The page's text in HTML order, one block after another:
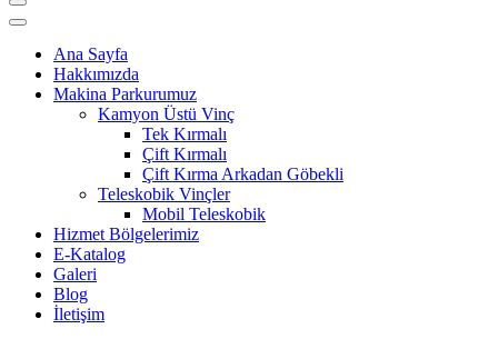
Ana Sayfa
Hakkımızda
Makina Parkurumuz
Kamyon Üstü Vinç
Tek Kırmalı
Çift Kırmalı
Çift Kırma Arkadan Göbekli
Teleskobik Vinçler
Mobil Teleskobik
Hizmet Bölgelerimiz
E-Katalog
Galeri
Blog
İletişim